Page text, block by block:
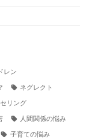
レン
ネグレクト
リング
人間関係の悩み
子育ての悩み